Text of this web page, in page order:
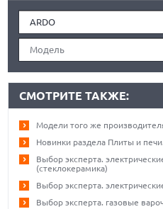
ARDO
Модель
СМОТРИТЕ ТАКЖЕ:
Модели того же
Новинки раздела Плиты и печи.
Выбор эксперта.
(стеклокерамика)
Выбор эксперта.
Выбор эксперта. газовые